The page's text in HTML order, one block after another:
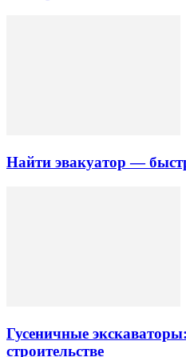
Найти эвакуатор —
Гусеничные
строительстве